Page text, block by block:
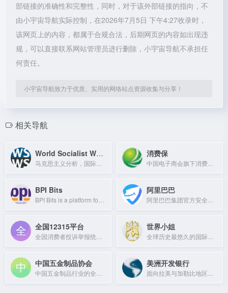
部链接的准确性和完整性，同时，对于该外部链接的指向，不
由小宇宙导航实际控制，在2026年7月5日 下午4:27收录时，
该网页上的内容，都属于合规合法，后期网页的内容如出现违
规，可以直接联系网站管理员进行删除，小宇宙导航不承担任
何责任。
小宇宙导航致力于优质、实用的网络站点资源收集与分享！
相关导航
World Socialist Web Site 消费保
BPI Bits 阿里巴巴
全国12315平台 世界小姐
中国五金制品协会 美洲开发银行